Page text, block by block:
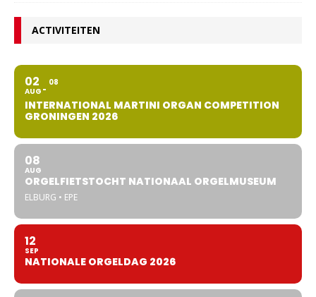
ACTIVITEITEN
02
AUG
08
INTERNATIONAL MARTINI ORGAN COMPETITION
GRONINGEN 2026
08
AUG
ORGELFIETSTOCHT NATIONAAL ORGELMUSEUM
ELBURG • EPE
12
SEP
NATIONALE ORGELDAG 2026